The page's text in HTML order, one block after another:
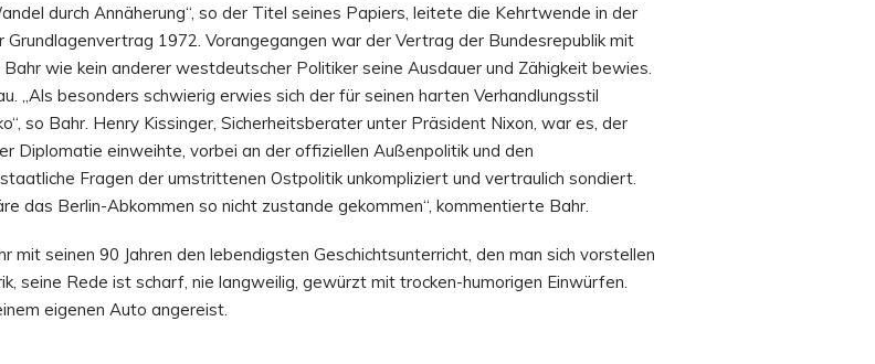
durch Annäherung“, so der Titel seines Papiers, leitete die Kehrtwende in der
1972. Vorangegangen war der Vertrag der Bundesrepublik mit
wie kein anderer westdeutscher Politiker seine Ausdauer und Zähigkeit bewies.
„Als besonders schwierig erwies sich der für seinen harten Verhandlungsstil
so Bahr. Henry Kissinger, Sicherheitsberater unter Präsident Nixon, war es, der
Diplomatie einweihte, vorbei an der offiziellen Außenpolitik und den
Fragen der umstrittenen Ostpolitik unkompliziert und vertraulich sondiert.
das Berlin-Abkommen so nicht zustande gekommen“, kommentierte Bahr.
mit seinen 90 Jahren den lebendigsten Geschichtsunterricht, den man sich vorstellen
seine Rede ist scharf, nie langweilig, gewürzt mit trocken-humorigen Einwürfen.
eigenen Auto angereist.